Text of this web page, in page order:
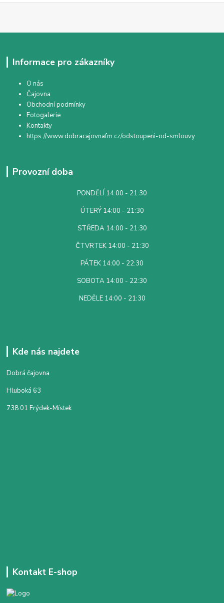
Informace pro zákazníky
O nás
Čajovna
Obchodní podmínky
Fotogalerie
Kontakty
https://www.dobracajovnafm.cz/odstoupeni-od-smlouvy
Provozní doba
PONDĚLÍ 14:00 - 21:30
ÚTERÝ 14:00 - 21:30
STŘEDA 14:00 - 21:30
ČTVRTEK 14:00 - 21:30
PÁTEK 14:00 - 22:30
SOBOTA 14:00 - 22:30
NEDĚLE 14:00 - 21:30
Kde nás najdete
Dobrá čajovna
Hluboká 63
738 01 Frýdek-Místek
Kontakt E-shop